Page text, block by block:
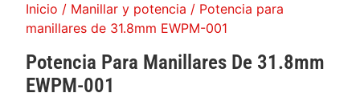
Inicio / Manillar y potencia / Potencia para
manillares de 31.8mm EWPM-001
Potencia Para Manillares De 31.8mm
EWPM-001